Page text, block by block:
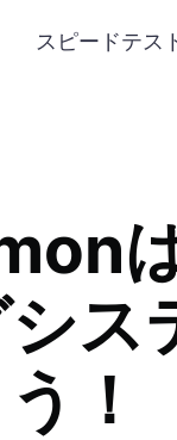
スピードテス
ス
！